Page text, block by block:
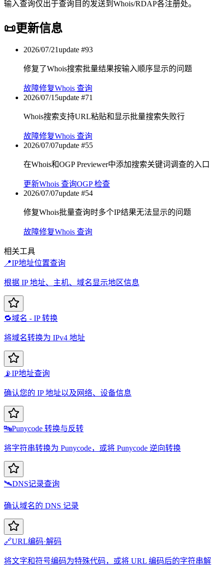
输入查询仅出于查询目的发送到Whois/RDAP各注册处。
📜更新信息
2026/07/21update #93
修复了Whois搜索批量结果按输入顺序显示的问题
故障修复Whois 查询
2026/07/15update #71
Whois搜索支持URL粘贴和显示批量搜索失败行
故障修复Whois 查询
2026/07/07update #55
在Whois和OGP Previewer中添加搜索关键词调查的入口
更新Whois 查询OGP 检查
2026/07/07update #54
修复Whois批量查询时多个IP结果无法显示的问题
故障修复Whois 查询
相关工具
📍IP地址位置查询
根据 IP 地址、主机、域名显示地区信息
🔁域名 - IP 转换
将域名转换为 IPv4 地址
📡IP地址查询
确认您的 IP 地址以及网络、设备信息
🔤Punycode 转换与反转
将字符串转换为 Punycode，或将 Punycode 逆向转换
🛰️DNS记录查询
确认域名的 DNS 记录
🔗URL编码·解码
将文字和符号编码为特殊代码，或将 URL 编码后的字符串解